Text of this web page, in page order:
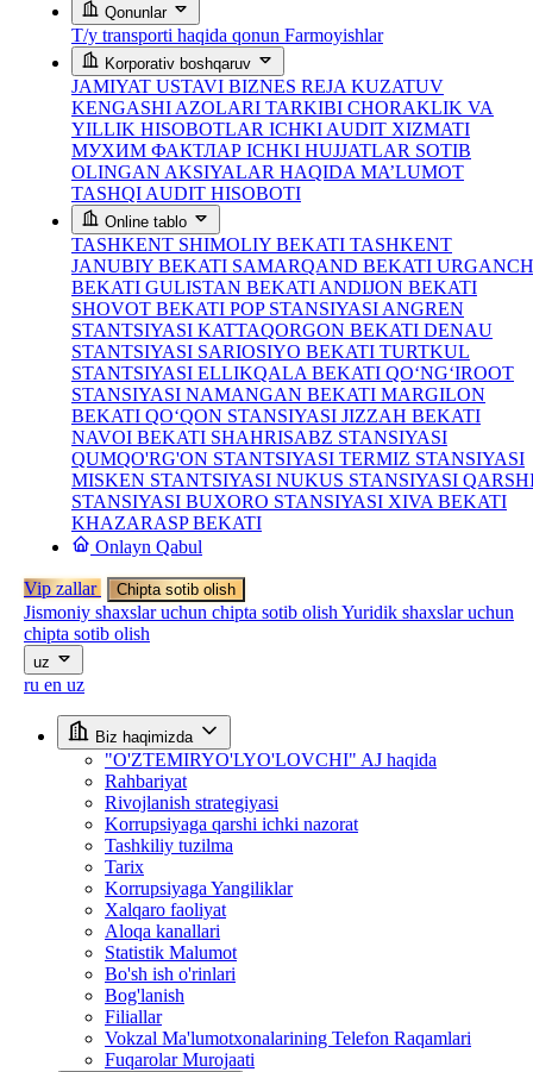
Qonunlar
T/y transporti haqida qonun Farmoyishlar
Korporativ boshqaruv
JAMIYAT USTAVI BIZNES REJA KUZATUV
KENGASHI AZOLARI TARKIBI CHORAKLIK VA
YILLIK HISOBOTLAR ICHKI AUDIT XIZMATI
МУХИМ ФАКТЛАР ICHKI HUJJATLAR SOTIB
OLINGAN AKSIYALAR HAQIDA MA’LUMOT
TASHQI AUDIT HISOBOTI
Online tablo
TASHKENT SHIMOLIY BEKATI TASHKENT
JANUBIY BEKATI SAMARQAND BEKATI URGANCH
BEKATI GULISTAN BEKATI ANDIJON BEKATI
SHOVOT BEKATI POP STANSIYASI ANGREN
STANTSIYASI KATTAQORGON BEKATI DENAU
STANTSIYASI SARIOSIYO BEKATI TURTKUL
STANTSIYASI ELLIKQALA BEKATI QO‘NG‘IROOT
STANSIYASI NAMANGAN BEKATI MARGILON
BEKATI QO‘QON STANSIYASI JIZZAH BEKATI
NAVOI BEKATI SHAHRISABZ STANSIYASI
QUMQO'RG'ON STANTSIYASI TERMIZ STANSIYASI
MISKEN STANTSIYASI NUKUS STANSIYASI
STANSIYASI BUXORO STANSIYASI XIVA BEKATI
KHAZARASP BEKATI
Onlayn Qabul
Vip zallar Chipta sotib olish
Jismoniy shaxslar uchun chipta sotib olish Yuridik shaxslar uchun
chipta sotib olish
uz
ru en uz
Biz haqimizda
"O'ZTEMIRYO'LYO'LOVCHI" AJ haqida
Rahbariyat
Rivojlanish strategiyasi
Korrupsiyaga qarshi ichki nazorat
Tashkiliy tuzilma
Tarix
Korrupsiyaga Yangiliklar
Xalqaro faoliyat
Aloqa kanallari
Statistik Malumot
Bo'sh ish o'rinlari
Bog'lanish
Filiallar
Vokzal Ma'lumotxonalarining Telefon Raqamlari
Fuqarolar Murojaati